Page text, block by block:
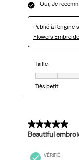
Oui, Je
Publié à l'origine
Flowers
Taille
Taille, 4 sur 7, où
Très petit
5 sur 5 étoiles.
Beautiful
VÉRIFIÉ